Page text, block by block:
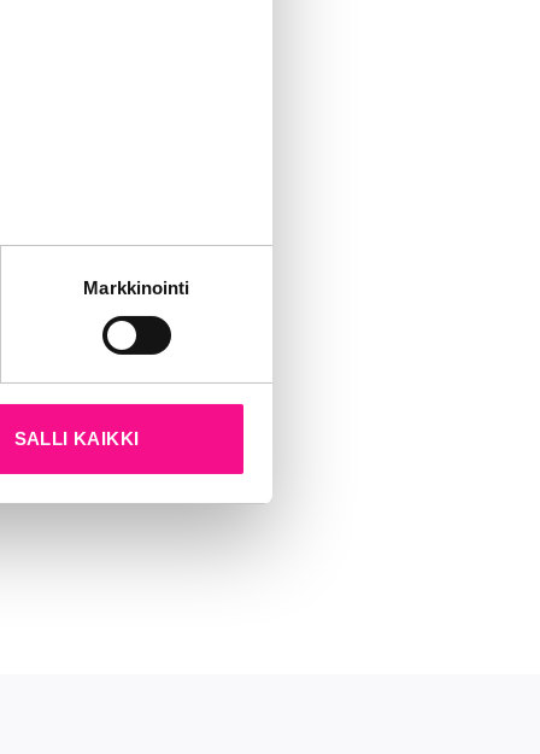
sivustoamme.
Markkinointi
SALLI KAIKKI
hittien
on